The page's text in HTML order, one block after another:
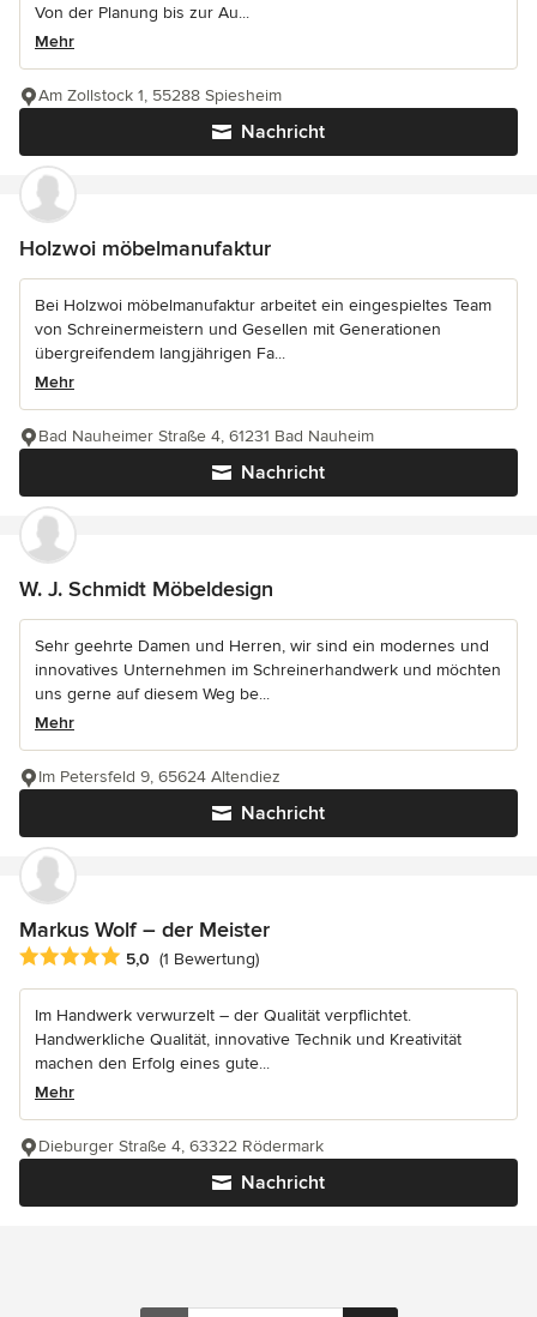
Von der Planung bis zur Au...
Mehr
Nachricht
Am Zollstock 1, 55288 Spiesheim
Holzwoi möbelmanufaktur
Bei Holzwoi möbelmanufaktur arbeitet ein eingespieltes Team
von Schreinermeistern und Gesellen mit Generationen
übergreifendem langjährigen Fa...
Mehr
Nachricht
Bad Nauheimer Straße 4, 61231 Bad Nauheim
W. J. Schmidt Möbeldesign
Sehr geehrte Damen und Herren, wir sind ein modernes und
innovatives Unternehmen im Schreinerhandwerk und möchten
uns gerne auf diesem Weg be...
Mehr
Nachricht
Im Petersfeld 9, 65624 Altendiez
Markus Wolf – der Meister
Durchschnittliche Bewertung: 5 von 5 Sternen
5,0 (1 Bewertung)
Im Handwerk verwurzelt – der Qualität verpflichtet.
Handwerkliche Qualität, innovative Technik und Kreativität
machen den Erfolg eines gute...
Mehr
Nachricht
Dieburger Straße 4, 63322 Rödermark